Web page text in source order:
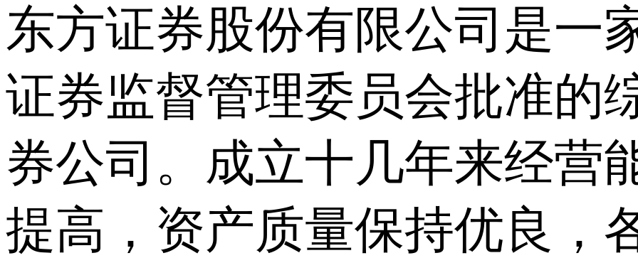
东方证券股份有限公司是一
证券监督管理委员会批准的
券公司。成立十几年来经营
提高，资产质量保持优良，